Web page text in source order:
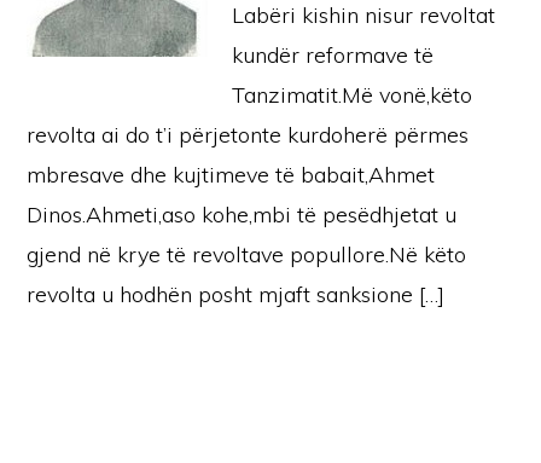
Labëri kishin nisur revoltat
kundër reformave të
Tanzimatit.Më vonë,këto
revolta ai do t’i përjetonte kurdoherë përmes
mbresave dhe kujtimeve të babait,Ahmet
Dinos.Ahmeti,aso kohe,mbi të pesëdhjetat u
gjend në krye të revoltave popullore.Në këto
revolta u hodhën posht mjaft sanksione […]